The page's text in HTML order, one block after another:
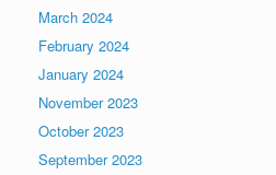
March 2024
February 2024
January 2024
November 2023
October 2023
September 2023